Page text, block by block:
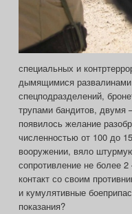
специальных и
дымящимися
спецподразделений,
трупами бандитов, двумя
появилось желание
численностью от 100 до
вооружении, вяло
сопротивление не более
контакт со своим
и кумулятивные
показания?